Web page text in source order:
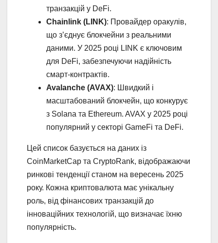
транзакцій у DeFi.
Chainlink (LINK): Провайдер оракулів,
що з’єднує блокчейни з реальними
даними. У 2025 році LINK є ключовим
для DeFi, забезпечуючи надійність
смарт-контрактів.
Avalanche (AVAX): Швидкий і
масштабований блокчейн, що конкурує
з Solana та Ethereum. AVAX у 2025 році
популярний у секторі GameFi та DeFi.
Цей список базується на даних із
CoinMarketCap та CryptoRank, відображаючи
ринкові тенденції станом на вересень 2025
року. Кожна криптовалюта має унікальну
роль, від фінансових транзакцій до
інноваційних технологій, що визначає їхню
популярність.